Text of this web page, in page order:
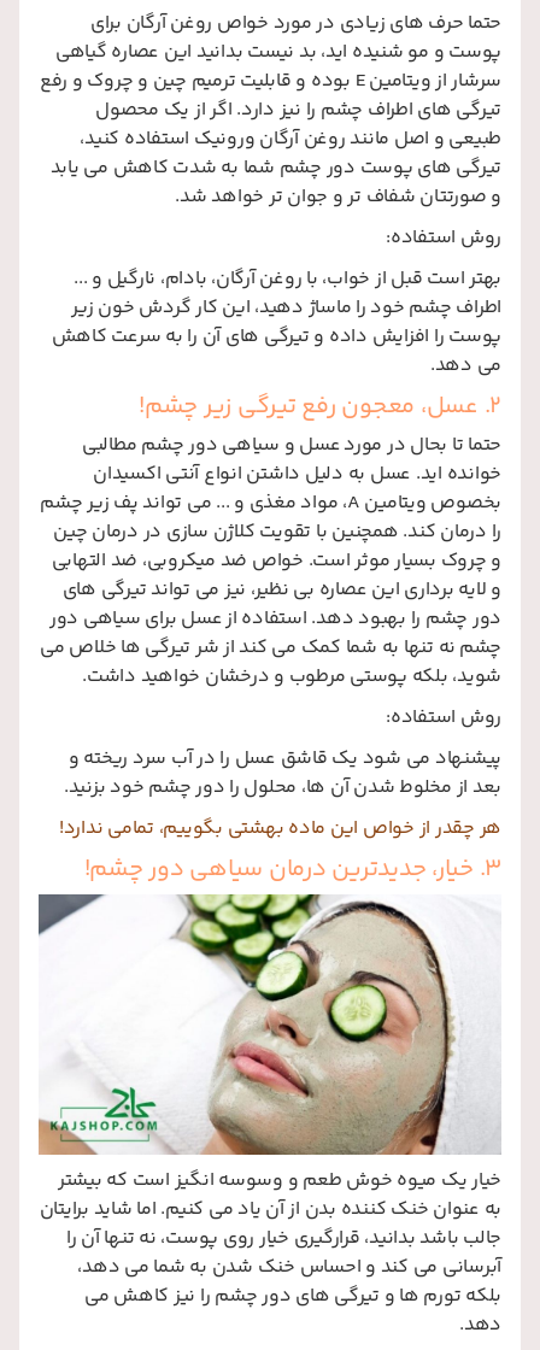
حتما حرف های زیادی در مورد خواص روغن آرگان برای
پوست و مو شنیده اید، بد نیست بدانید این عصاره گیاهی
سرشار از ویتامینE بوده و قابلیت ترمیم چین و چروک و رفع
تیرگی های اطراف چشم را نیز دارد. اگر از یک محصول
طبیعی و اصل مانند روغن آرگان ورونیک استفاده کنید،
تیرگی های پوست دور چشم شما به شدت کاهش می یابد
و صورتتان شفاف تر و جوان تر خواهد شد.
روش استفاده:
بهتر است قبل از خواب، با روغن آرگان، بادام، نارگیل و ...
اطراف چشم خود را ماساژ دهید، این کار گردش خون زیر
پوست را افزایش داده و تیرگی های آن را به سرعت کاهش
می دهد.
2. عسل، معجون رفع تیرگی زیر چشم!
حتما تا بحال در مورد عسل و سیاهی دور چشم مطالبی
خوانده اید. عسل به دلیل داشتن انواع آنتی اکسیدان
بخصوص ویتامین A، مواد مغذی و ... می تواند پف زیر چشم
را درمان کند. همچنین با تقویت کلاژن سازی در درمان چین
و چروک بسیار موثر است. خواص ضد میکروبی، ضد التهابی
و لایه برداری این عصاره بی نظیر، نیز می تواند تیرگی های
دور چشم را بهبود دهد. استفاده از عسل برای سیاهی دور
چشم نه تنها به شما کمک می کند از شر تیرگی ها خلاص می
شوید، بلکه پوستی مرطوب و درخشان خواهید داشت.
روش استفاده:
پیشنهاد می شود یک قاشق عسل را در آب سرد ریخته و
بعد از مخلوط شدن آن ها، محلول را دور چشم خود بزنید.
هر چقدر از خواص این ماده بهشتی بگوییم، تمامی ندارد!
3. خیار، جدیدترین درمان سیاهی دور چشم!
خیار یک میوه خوش طعم و وسوسه انگیز است که بیشتر
به عنوان خنک کننده بدن از آن یاد می کنیم. اما شاید برایتان
جالب باشد بدانید، قرارگیری خیار روی پوست، نه تنها آن را
آبرسانی می کند و احساس خنک شدن به شما می دهد،
بلکه تورم ها و تیرگی های دور چشم را نیز کاهش می
دهد.